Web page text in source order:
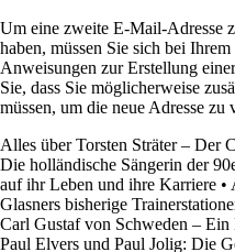
Um eine zweite E-Mail-Adresse
haben, müssen Sie sich bei
Anweisungen zur Erstellung
Sie, dass Sie möglicherweise
müssen, um die neue Adresse zu
Alles über Torsten Sträter – Der
Die holländische Sängerin der
auf ihr Leben und ihre Karriere •
Glasners bisherige
Carl Gustaf von Schweden –
Paul Elvers und Paul Jolig: Die